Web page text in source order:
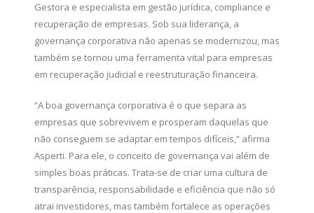
Gestora e especialista em gestão jurídica, compliance e
recuperação de empresas. Sob sua liderança, a
governança corporativa não apenas se modernizou, mas
também se tornou uma ferramenta vital para empresas
em recuperação judicial e reestruturação financeira.
“A boa governança corporativa é o que separa as
empresas que sobrevivem e prosperam daquelas que
não conseguem se adaptar em tempos difíceis,” afirma
Asperti. Para ele, o conceito de governança vai além de
simples boas práticas. Trata-se de criar uma cultura de
transparência, responsabilidade e eficiência que não só
atrai investidores, mas também fortalece as operações